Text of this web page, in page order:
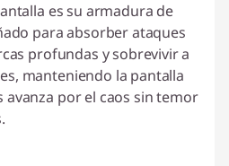
es su armadura de
para absorber ataques
profundas y sobrevivir a
manteniendo la pantalla
avanza por el caos sin temor